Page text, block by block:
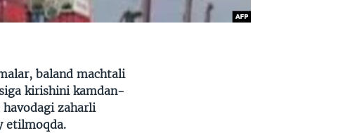
baland machtali
kirishini kamdan-
havodagi zaharli
etilmoqda.